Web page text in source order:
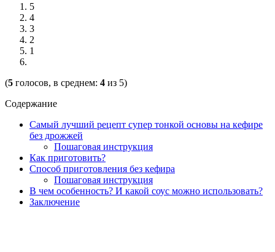
5
4
3
2
1
(5 голосов, в среднем: 4 из 5)
Содержание
Самый лучший рецепт супер тонкой основы на кефире
без дрожжей
Пошаговая инструкция
Как приготовить?
Способ приготовления без кефира
Пошаговая инструкция
В чем особенность? И какой соус можно использовать?
Заключение